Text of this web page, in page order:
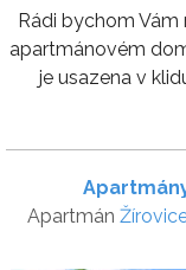
Rádi bychom
apartmánovém
je usazena v
Apartmán